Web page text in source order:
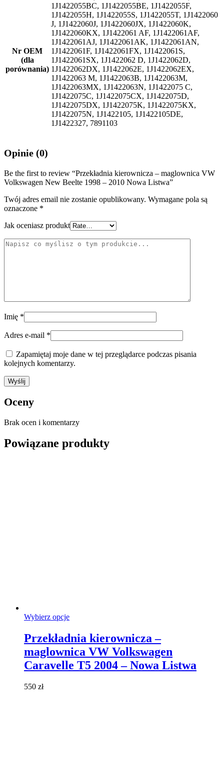
Nr OEM
(dla
porównania)
1J1422055BC, 1J1422055BE, 1J1422055F,
1J1422055H, 1J1422055S, 1J1422055T, 1J1422060
J, 1J1422060J, 1J1422060JX, 1J1422060K,
1J1422060KX, 1J1422061 AF, 1J1422061AF,
1J1422061AJ, 1J1422061AK, 1J1422061AN,
1J1422061F, 1J1422061FX, 1J1422061S,
1J1422061SX, 1J1422062 D, 1J1422062D,
1J1422062DX, 1J1422062E, 1J1422062EX,
1J1422063 M, 1J1422063B, 1J1422063M,
1J1422063MX, 1J1422063N, 1J1422075 C,
1J1422075C, 1J1422075CX, 1J1422075D,
1J1422075DX, 1J1422075K, 1J1422075KX,
1J1422075N, 1J1422105, 1J1422105DE,
1J1422327, 7891103
Opinie (0)
Be the first to review “Przekładnia kierownicza – maglownica VW
Volkswagen New Beelte 1998 – 2010 Nowa Listwa”
Twój adres email nie zostanie opublikowany. Wymagane pola są
oznaczone *
Jak oceniasz produkt
Imię *
Adres e-mail *
Zapamiętaj moje dane w tej przeglądarce podczas pisania
kolejnych komentarzy.
Oceny
Brak ocen i komentarzy
Powiązane produkty
Wybierz opcjeTen
ma
wiele
wariantów.
Opcje
można
Przekładnia kierownicza –
maglownica VW Volkswagen
Caravelle T5 2004 – Nowa Listwa
550 zł